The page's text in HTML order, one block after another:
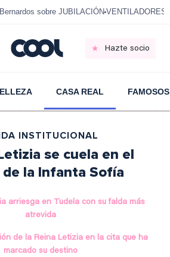
sobre JUBILACIÓN VENTILADORES
Hazte socio
CASA REAL FAMOSOS
INSTITUCIONAL
se cuela en el
la Infanta Sofía
arriesga en Tudela con su falda más
atrevida
de la Reina Letizia en la cita que ha
marcado su destino